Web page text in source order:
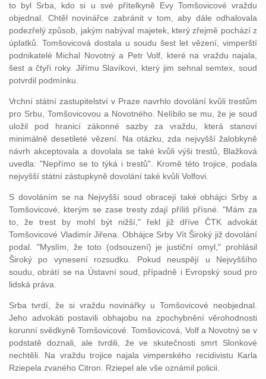
to byl Srba, kdo si u své přítelkyně Evy Tomšovicové vraždu
objednal. Chtěl novinářce zabránit v tom, aby dále odhalovala
podezřelý způsob, jakým nabýval majetek, který zřejmě pochází z
úplatků. Tomšovicová dostala u soudu šest let vězení, vimperští
podnikatelé Michal Novotný a Petr Volf, které na vraždu najala,
šest a čtyři roky. Jiřímu Slavíkovi, který jim sehnal semtex, soud
potvrdil podmínku.
Vrchní státní zastupitelství v Praze navrhlo dovolání kvůli trestům
pro Srbu, Tomšovicovou a Novotného. Nelíbilo se mu, že je soud
uložil pod hranicí zákonné sazby za vraždu, která stanoví
minimálně desetileté vězení. Na otázku, zda nejvyšší žalobkyně
návrh akceptovala a dovolala se také kvůli výši trestů, Blažková
uvedla: "Nepřímo se to týká i trestů". Kromě této trojice, podala
nejvyšší státní zástupkyně dovolání také kvůli Volfovi.
S dovoláním se na Nejvyšší soud obracejí také obhájci Srby a
Tomšovicové, kterým se zase tresty zdají příliš přísné. "Mám za
to, že trest by mohl být nižší," řekl již dříve ČTK advokát
Tomšovicové Vladimír Jiřena. Obhájce Srby Vít Široký již dovolání
podal. "Myslím, že toto (odsouzení) je justiční omyl," prohlásil
Široký po vynesení rozsudku. Pokud neuspějí u Nejvyššího
soudu, obrátí se na Ústavní soud, případně i Evropský soud pro
lidská práva.
Srba tvrdí, že si vraždu novinářky u Tomšovicové neobjednal.
Jeho advokáti postavili obhajobu na zpochybnění věrohodnosti
korunní svědkyně Tomšovicové. Tomšovicová, Volf a Novotný se v
podstatě doznali, ale tvrdili, že ve skutečnosti smrt Slonkové
nechtěli. Na vraždu trojice najala vimperského recidivistu Karla
Rziepela zvaného Citron. Rziepel ale vše oznámil policii.